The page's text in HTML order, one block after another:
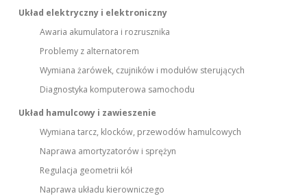
Układ elektryczny i elektroniczny
Awaria akumulatora i rozrusznika
Problemy z alternatorem
Wymiana żarówek, czujników i modułów sterujących
Diagnostyka komputerowa samochodu
Układ hamulcowy i zawieszenie
Wymiana tarcz, klocków, przewodów hamulcowych
Naprawa amortyzatorów i sprężyn
Regulacja geometrii kół
Naprawa układu kierowniczego